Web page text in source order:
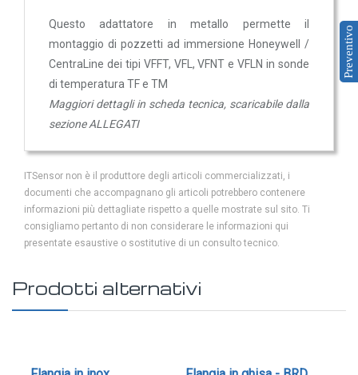
Questo adattatore in metallo permette il
montaggio di pozzetti ad immersione Honeywell /
CentraLine dei tipi VFFT, VFL, VFNT e VFLNin sonde
di temperatura TF e TM
Maggiori dettagli in scheda tecnica, scaricabile dalla
sezione ALLEGATI
ITSensor non è il produttore degli articoli commercializzati, i
documenti che accompagnano gli articoli potrebbero contenere
informazioni più dettagliate rispetto a quelle mostrate sul sito. Ti
consigliamo pertanto di non considerare le informazioni qui
presentate esaustive o sostitutive di un consulto tecnico.
Prodotti alternativi
Trasmettitori pressione differenziale
Pressostati
Sonde di flusso
Flussostati
Flussimetri
Misuratori di portata aria
Sonde di livello
QUALITA'
DELL'ARIA
Sonde CO2 ambiente
Sonde CO2 da canale
Preventivo